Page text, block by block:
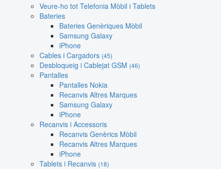
Veure-ho tot Telefonia Mòbil i Tablets
Bateries
Bateries Genèriques Mòbil
Samsung Galaxy
iPhone
Cables i Cargadors (45)
Desbloqueig i Cablejat GSM (46)
Pantalles
Pantalles Nokia
Recanvis Altres Marques
Samsung Galaxy
iPhone
Recanvis i Accessoris
Recanvis Genèrics Mòbil
Recanvis Altres Marques
iPhone
Tablets i Recanvis (18)